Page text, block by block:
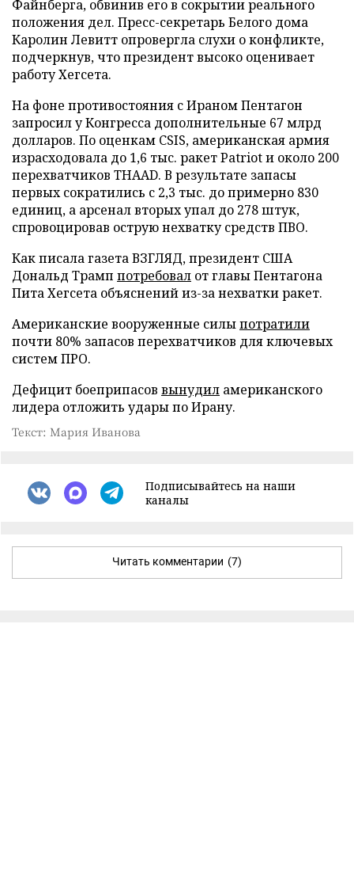
Файнберга, обвинив его в сокрытии реального
положения дел. Пресс-секретарь Белого дома
Каролин Левитт опровергла слухи о конфликте,
подчеркнув, что президент высоко оценивает
работу Хегсета.
На фоне противостояния с Ираном Пентагон
запросил у Конгресса дополнительные 67 млрд
долларов. По оценкам CSIS, американская армия
израсходовала до 1,6 тыс. ракет Patriot и около 200
перехватчиков THAAD. В результате запасы
первых сократились с 2,3 тыс. до примерно 830
единиц, а арсенал вторых упал до 278 штук,
спровоцировав острую нехватку средств ПВО.
Как писала газета ВЗГЛЯД, президент США
Дональд Трамп потребовал от главы Пентагона
Пита Хегсета объяснений из-за нехватки ракет.
Американские вооруженные силыпотратили
почти 80% запасов перехватчиков для ключевых
систем ПРО.
Дефицит боеприпасов вынудил американского
лидера отложить удары по Ирану.
Текст: Мария Иванова
Подписывайтесь на наши
каналы
Читать комментарии (7)